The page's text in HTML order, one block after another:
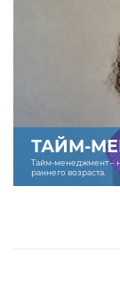
ТАЙМ-
Тайм-менеджмент –
раннего возраста.